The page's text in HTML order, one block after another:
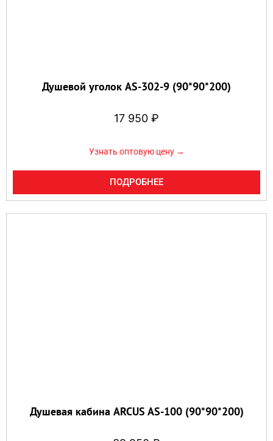
Душевой уголок AS-302-9 (90*90*200)
17 950 ₽
Узнать оптовую цену →
ПОДРОБНЕЕ
Душевая кабина ARCUS AS-100 (90*90*200)